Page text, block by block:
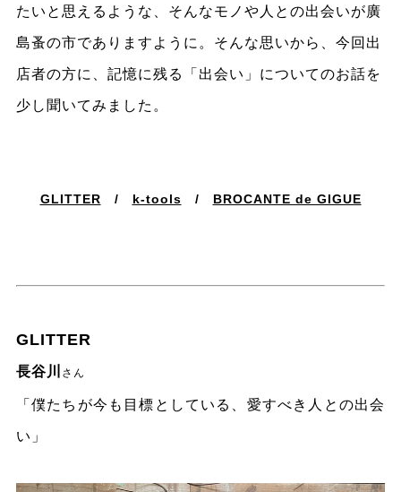
たいと思えるような、そんなモノや人との出会いが廣
島蚤の市でありますように。そんな思いから、今回出
店者の方に、記憶に残る「出会い」についてのお話を
少し聞いてみました。
GLITTER / k-tools / BROCANTE de GIGUE
GLITTER
長谷川 さん
「僕たちが今も目標としている、愛すべき人との出会
い」